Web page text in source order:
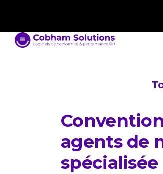
agents de
spécialisée